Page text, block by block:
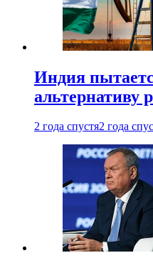
Индия
альтернативу
2 года спустя2 года